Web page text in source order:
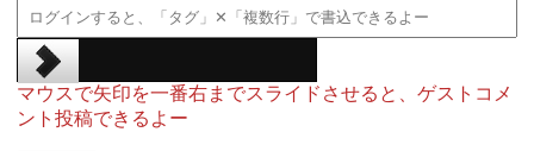
マウスで矢印を一番右までスライドさせると、ゲストコメ
ント投稿できるよー